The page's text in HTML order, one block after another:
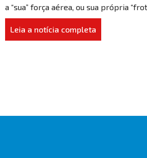
a “sua” força aérea, ou sua própria
Leia a notícia completa